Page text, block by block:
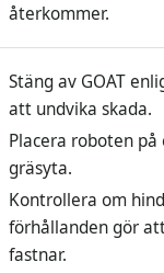
återkommer.
Stäng av GOAT
att undvika skada.
Placera roboten på
gräsyta.
Kontrollera om
förhållanden gör
fastnar.